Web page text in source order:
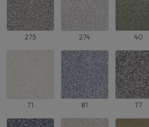
275 274 40
71 81 77